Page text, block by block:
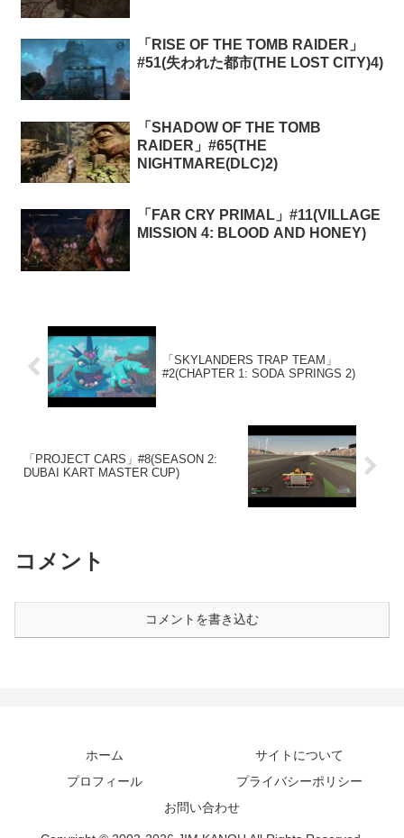
「RISE OF THE TOMB RAIDER」
#51(失われた都市(THE LOST CITY)4)
「SHADOW OF THE TOMB
RAIDER」#65(THE
NIGHTMARE(DLC)2)
「FAR CRY PRIMAL」#11(VILLAGE
MISSION 4: BLOOD AND HONEY)
「SKYLANDERS TRAP TEAM」
#2(CHAPTER 1: SODA SPRINGS 2)
「PROJECT CARS」#8(SEASON 2:
DUBAI KART MASTER CUP)
コメント
コメントを書き込む
ホーム
サイトについて
プロフィール
プライバシーポリシー
お問い合わせ